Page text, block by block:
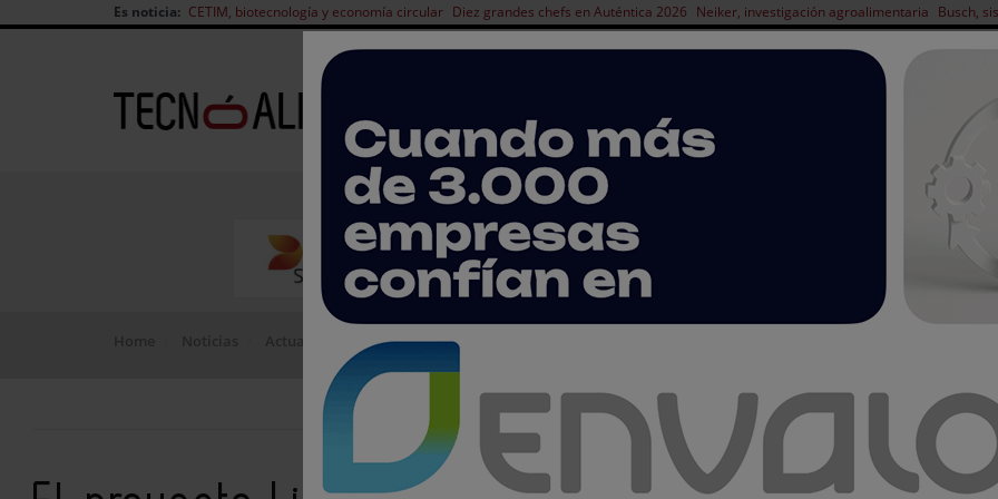
Es noticia: CETIM, biotecnología y economía circular Diez grandes chefs en Auténtica 2026 Neiker, investigación agroalimentaria Busch,
NOTICIAS ARTÍCULOS
Actualidad del sector El proyecto Life Extruclean concluye con éxito